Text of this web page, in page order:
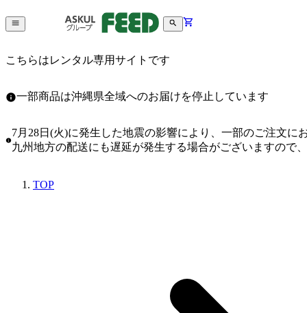
こちらはレンタル専用サイトです
一部商品は沖縄県全域へのお届けを停止しています
7月28日(火)に発生した地震の影響により、一部のご注文
九州地方の配送にも遅延が発生する場合がございますので
TOP